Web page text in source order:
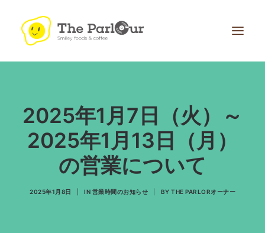
Search
2025年1月7日（火）～
2025年1月13日（月）
の営業について
2025年1月8日 IN 営業時間のお知らせ BY THE PARLORオーナー